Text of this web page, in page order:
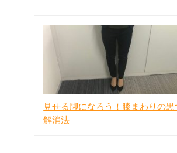
見せる脚になろう！膝まわりの黒
解消法